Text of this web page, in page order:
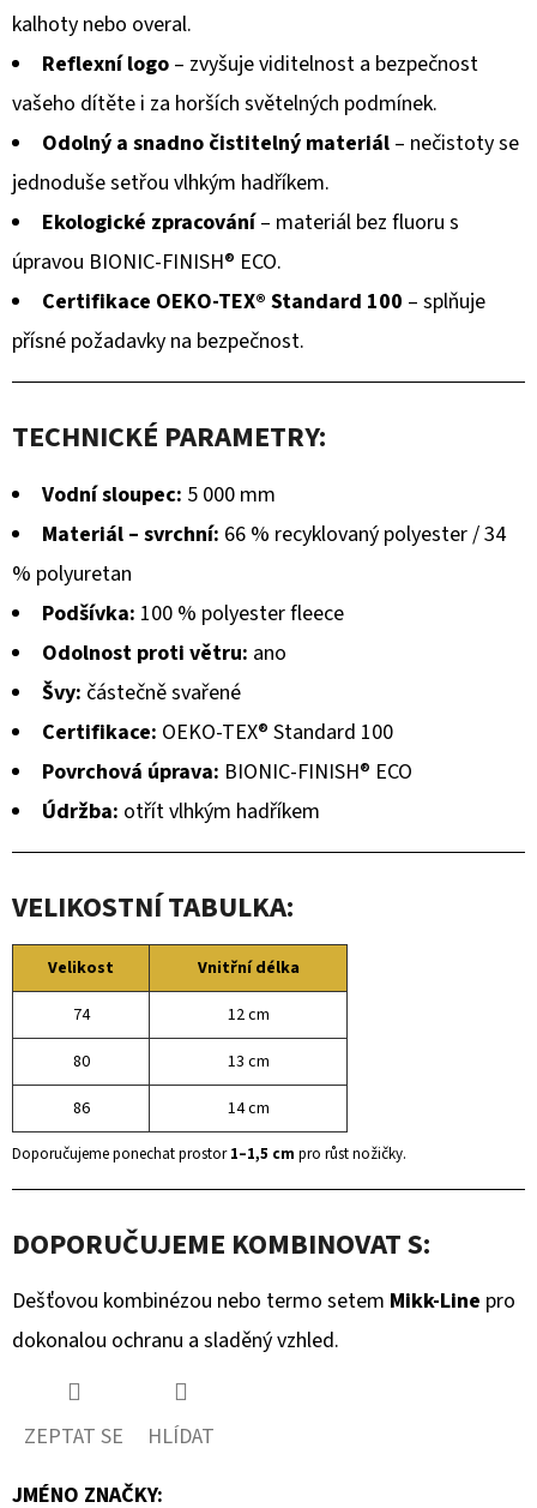
kalhoty nebo overal.
Reflexní logo – zvyšuje viditelnost a bezpečnost
vašeho dítěte i za horších světelných podmínek.
Odolný a snadno čistitelný materiál – nečistoty se
jednoduše setřou vlhkým hadříkem.
Ekologické zpracování– materiál bez fluoru s
úpravou BIONIC-FINISH® ECO.
Certifikace OEKO-TEX® Standard 100 – splňuje
přísné požadavky na bezpečnost.
TECHNICKÉ PARAMETRY:
Vodní sloupec: 5 000 mm
Materiál – svrchní: 66 % recyklovaný polyester / 34
% polyuretan
Podšívka: 100 % polyester fleece
Odolnost proti větru: ano
Švy: částečně svařené
Certifikace: OEKO-TEX® Standard 100
Povrchová úprava: BIONIC-FINISH® ECO
Údržba: otřít vlhkým hadříkem
VELIKOSTNÍ TABULKA:
Velikost
Vnitřní délka
74
12 cm
80
13 cm
86
14 cm
Doporučujeme ponechat prostor1–1,5 cm pro růst nožičky.
DOPORUČUJEME KOMBINOVAT S:
Dešťovou kombinézou nebo termo setem Mikk-Line pro
dokonalou ochranu a sladěný vzhled.
ZEPTAT SE
HLÍDAT
JMÉNO ZNAČKY: